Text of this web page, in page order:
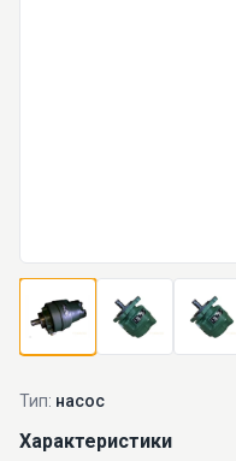
Тип: насос
Характеристики